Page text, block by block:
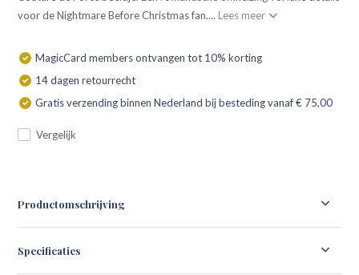
voor de Nightmare Before Christmas fan.... Lees meer
MagicCard members ontvangen tot 10% korting
14 dagen retourrecht
Gratis verzending binnen Nederland bij besteding vanaf € 75,00
Vergelijk
Productomschrijving
Specificaties